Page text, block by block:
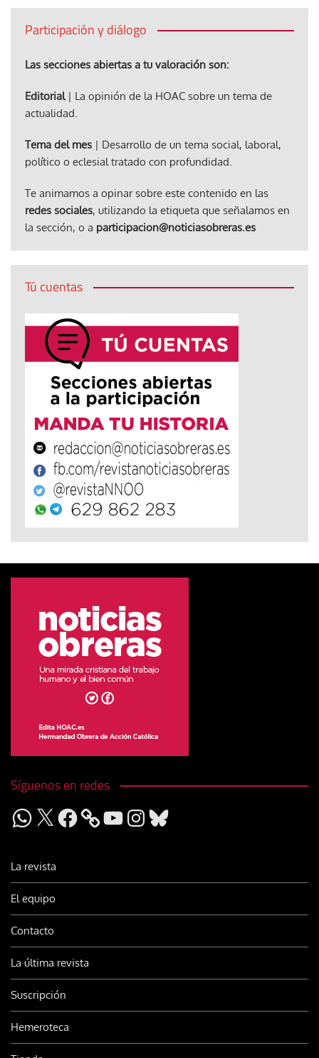
Participación y diálogo
Las secciones abiertas a tu valoración son:
Editorial| La opinión de la HOAC sobre un tema de
actualidad.
Tema del mes | Desarrollo de un tema social, laboral,
político o eclesial tratado con profundidad.
Te animamos a opinar sobre este contenido en las
redes sociales, utilizando la etiqueta que señalamos en
la sección, o a participacion@noticiasobreras.es
Tú cuentas
Síguenos en redes
WhatsApp
X Facebook YouTubeInstagram
Bluesky
La revista
El equipo
Contacto
La última revista
Suscripción
Hemeroteca